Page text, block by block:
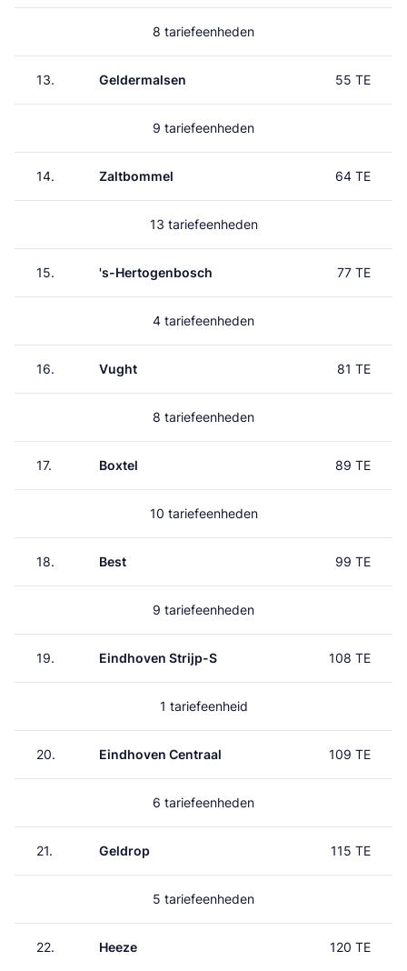
8 tariefeenheden
13. Geldermalsen 55 TE
9 tariefeenheden
14. Zaltbommel 64 TE
13 tariefeenheden
15. 's-Hertogenbosch 77 TE
4 tariefeenheden
16. Vught 81 TE
8 tariefeenheden
17. Boxtel 89 TE
10 tariefeenheden
18. Best 99 TE
9 tariefeenheden
19. Eindhoven Strijp-S 108 TE
1 tariefeenheid
20. Eindhoven Centraal 109 TE
6 tariefeenheden
21. Geldrop 115 TE
5 tariefeenheden
22. Heeze 120 TE